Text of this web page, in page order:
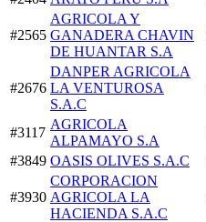
#2565
AGRICOLA Y
GANADERA CHAVIN
DE HUANTAR S.A
#2676
DANPER AGRICOLA
LA VENTUROSA
S.A.C
#3117
AGRICOLA
ALPAMAYO S.A
#3849 OASIS OLIVES S.A.C
#3930
CORPORACION
AGRICOLA LA
HACIENDA S.A.C